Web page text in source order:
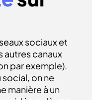
sociaux et
autres canaux
par exemple).
social, on ne
manière à un